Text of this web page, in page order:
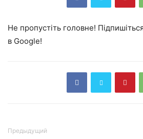
Не пропустіть головне!
в Google!
Предыдущий